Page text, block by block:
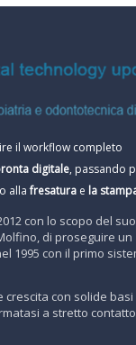
il workflow completo
digitale, passando
allafresatura e la
con lo scopo del suo
di proseguire un
1995 con il primo
con solide basi
a stretto